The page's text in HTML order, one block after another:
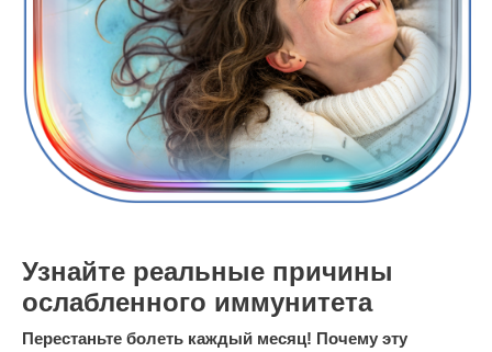
Узнайте реальные причины
ослабленного иммунитета
Перестаньте болеть каждый месяц! Почему эту